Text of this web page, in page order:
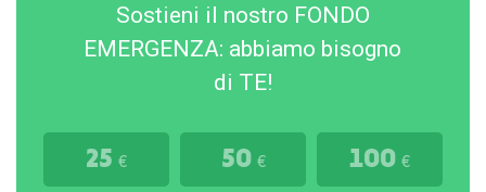
Sostieni il nostro FONDO
EMERGENZA: abbiamo bisogno
di TE!
25 € 50 € 100 €